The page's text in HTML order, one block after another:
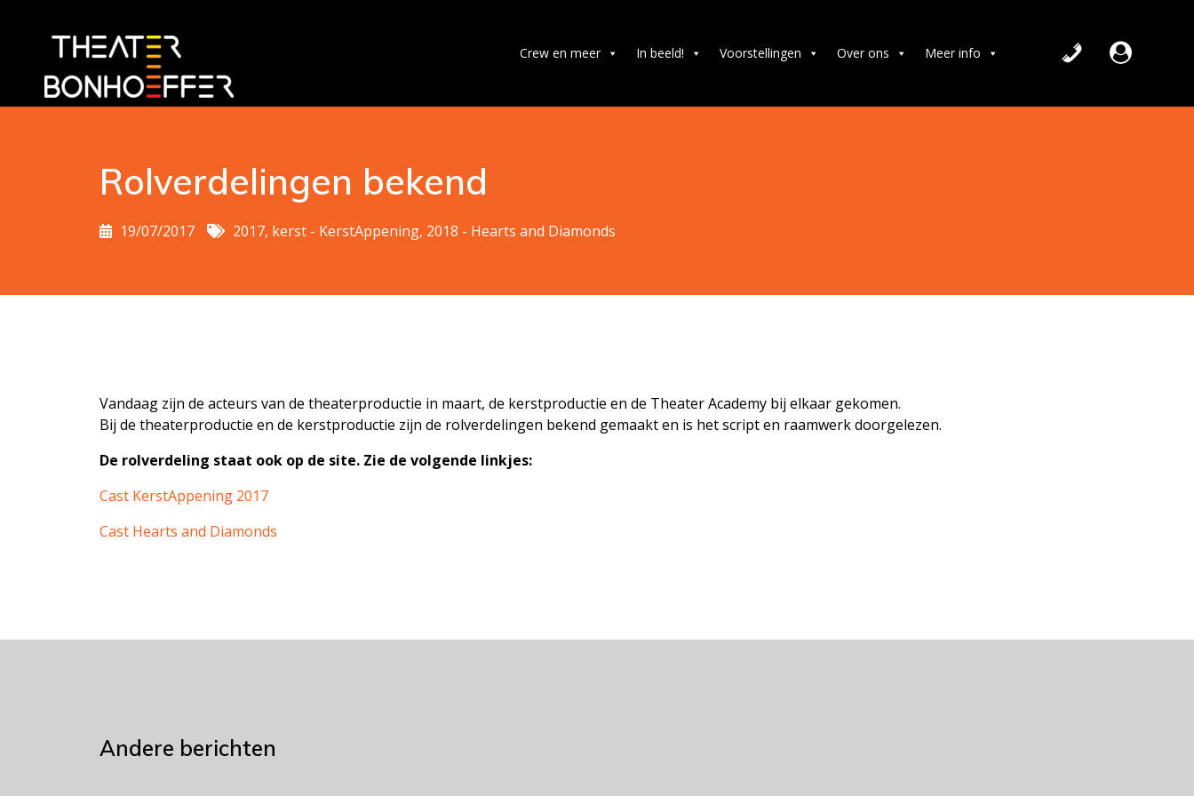
Crew en meer In beeld! Voorstellingen Over ons Meer info
Rolverdelingen bekend
19/07/2017 2017, kerst - KerstAppening, 2018 - Hearts and Diamonds
Vandaag zijn de acteurs van de theaterproductie in maart, de kerstproductie en de Theater Academy bij elkaar gekomen.
Bij de theaterproductie en de kerstproductie zijn de rolverdelingen bekend gemaakt en is het script en raamwerk doorgelezen.
De rolverdeling staat ook op de site. Zie de volgende linkjes:
Cast KerstAppening 2017
Cast Hearts and Diamonds
Andere berichten